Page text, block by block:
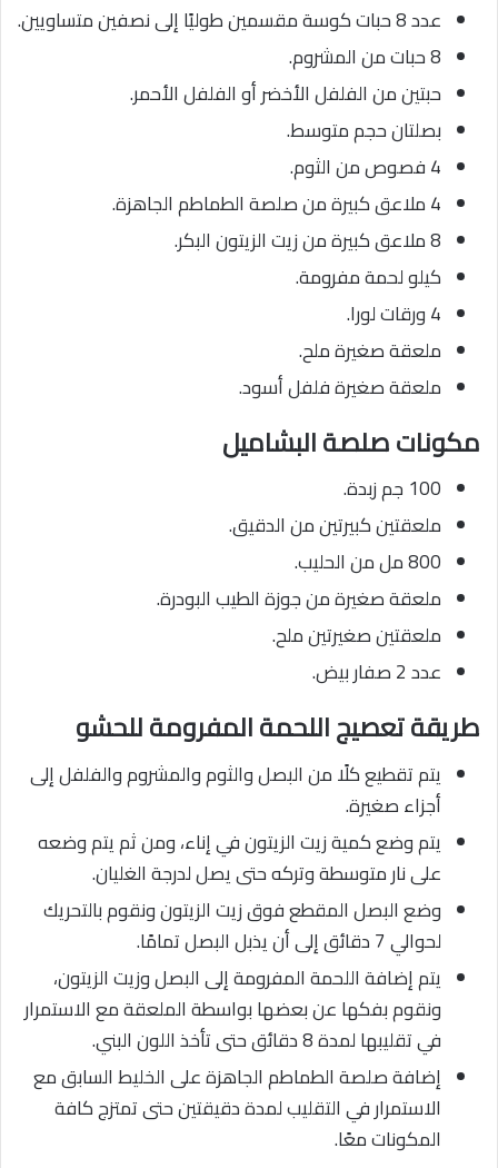
عدد 8 حبات كوسة مقسمين طوليًا إلى نصفين متساويين.
8 حبات من المشروم.
حبتين من الفلفل الأخضر أو الفلفل الأحمر.
بصلتان حجم متوسط.
4 فصوص من الثوم.
4 ملاعق كبيرة من صلصة الطماطم الجاهزة.
8 ملاعق كبيرة من زيت الزيتون البكر.
كيلو لحمة مفرومة.
4 ورقات لورا.
ملعقة صغيرة ملح.
ملعقة صغيرة فلفل أسود.
مكونات صلصة البشاميل
100 جم زبدة.
ملعقتين كبيرتين من الدقيق.
800 مل من الحليب.
ملعقة صغيرة من جوزة الطيب البودرة.
ملعقتين صغيرتين ملح.
عدد 2 صفار بيض.
طريقة تعصيج اللحمة المفرومة للحشو
يتم تقطيع كلًا من البصل والثوم والمشروم والفلفل إلى
أجزاء صغيرة.
يتم وضع كمية زيت الزيتون في إناء، ومن ثم يتم وضعه
على نار متوسطة وتركه حتى يصل لدرجة الغليان.
وضع البصل المقطع فوق زيت الزيتون ونقوم بالتحريك
لحوالي 7 دقائق إلى أن يذبل البصل تمامًا.
يتم إضافة اللحمة المفرومة إلى البصل وزيت الزيتون،
ونقوم بفكها عن بعضها بواسطة الملعقة مع الاستمرار
في تقليبها لمدة 8 دقائق حتى تأخذ اللون البني.
إضافة صلصة الطماطم الجاهزة على الخليط السابق مع
الاستمرار في التقليب لمدة دقيقتين حتى تمتزج كافة
المكونات معًا.